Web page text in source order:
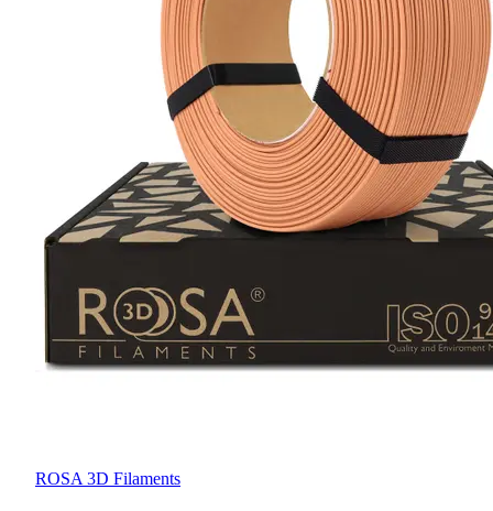
ROSA 3D Filaments